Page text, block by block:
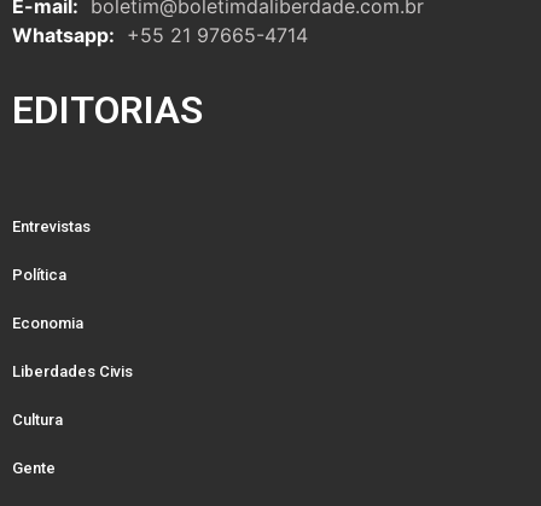
E-mail: boletim@boletimdaliberdade.com.br
Whatsapp: +55 21 97665-4714
EDITORIAS
Entrevistas
Política
Economia
Liberdades Civis
Cultura
Gente